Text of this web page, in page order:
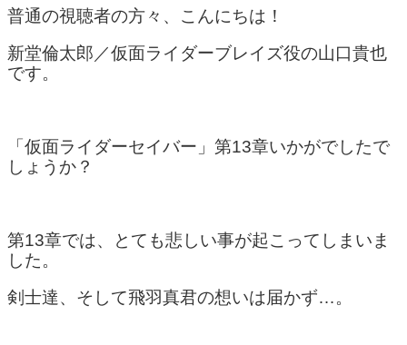
普通の視聴者の方々、こんにちは！
新堂倫太郎／仮面ライダーブレイズ役の山口貴也
です。
「仮面ライダーセイバー」第13章いかがでしたで
しょうか？
第13章では、とても悲しい事が起こってしまいま
した。
剣士達、そして飛羽真君の想いは届かず…。